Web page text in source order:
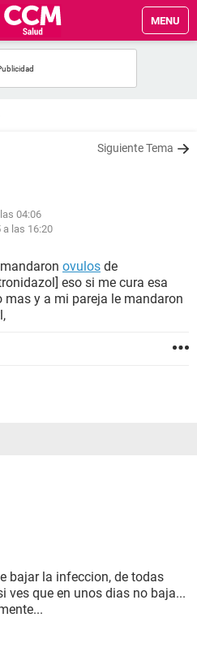
MENU
Siguiente Tema
04:06
a las 16:20
ovulos de
eso si me cura esa
mas y a mi pareja le mandaron
bajar la infeccion, de todas
ves que en unos dias no baja...